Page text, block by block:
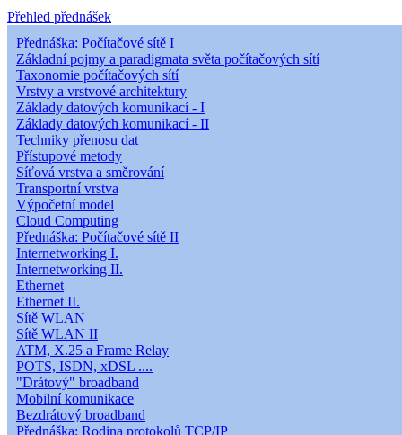
Přehled přednášek
Přednáška: Počítačové sítě I
Základní pojmy a paradigmata světa počítačových sítí
Taxonomie počítačových sítí
Vrstvy a vrstvové architektury
Základy datových komunikací - I
Základy datových komunikací - II
Techniky přenosu dat
Přístupové metody
Síťová vrstva a směrování
Transportní vrstva
Výpočetní model
Cloud Computing
Přednáška: Počítačové sítě II
Internetworking I.
Internetworking II.
Ethernet
Ethernet II.
Sítě WLAN
Sítě WLAN II
ATM, X.25 a Frame Relay
POTS, ISDN, xDSL ....
"Drátový" broadband
Mobilní komunikace
Bezdrátový broadband
Přednáška: Rodina protokolů TCP/IP